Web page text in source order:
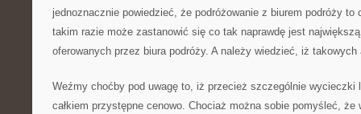
jednoznacznie powiedzieć, że podróżowanie z biurem podróży to
takim razie może zastanowić się co tak naprawdę jest
oferowanych przez biura podróży. A należy wiedzieć, iż takowych
Weźmy choćby pod uwagę to, iż przecież szczególnie wycieczki
całkiem przystępne cenowo. Chociaż można sobie pomyśleć,